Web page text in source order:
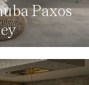
Paxos